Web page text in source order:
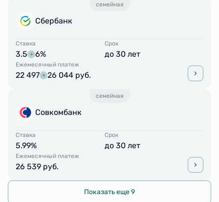
семейная
Сбербанк
Ставка
3.5 6%
Срок
до 30 лет
Ежемесячный платеж
22 497 26 044 руб.
семейная
Совкомбанк
Ставка
5.99%
Срок
до 30 лет
Ежемесячный платеж
26 539 руб.
Показать еще 9